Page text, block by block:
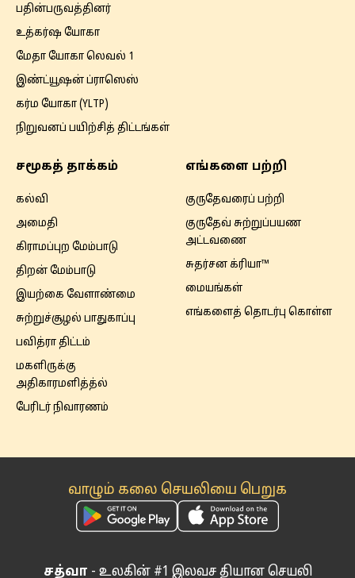
பதின்பருவத்தினர்
உத்கர்ஷ யோகா
மேதா யோகா லெவல் 1
இண்ட்யூஷன் ப்ராஸெஸ்
கர்ம யோகா (YLTP)
நிறுவனப் பயிற்சித் திட்டங்கள்
சமூகத் தாக்கம்
கல்வி
அமைதி
கிராமப்புற மேம்பாடு
திறன் மேம்பாடு
இயற்கை வேளாண்மை
சுற்றுச்சூழல் பாதுகாப்பு
பவித்ரா திட்டம்
மகளிருக்கு
அதிகாரமளித்த்ல்
பேரிடர் நிவாரணம்
எங்களை பற்றி
குருதேவரைப் பற்றி
குருதேவ் சுற்றுப்பயண
அட்டவணை
சுதர்சன க்ரியா™
மையங்கள்
எங்களைத் தொடர்பு கொள்ள
வாழும் கலை செயலியை பெறுக
சத்வா - உலகின் #1 இலவச தியான செயலி